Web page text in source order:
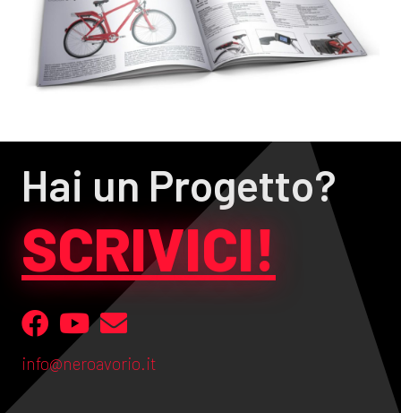
Hai un Progetto?
SCRIVICI!
info@neroavorio.it